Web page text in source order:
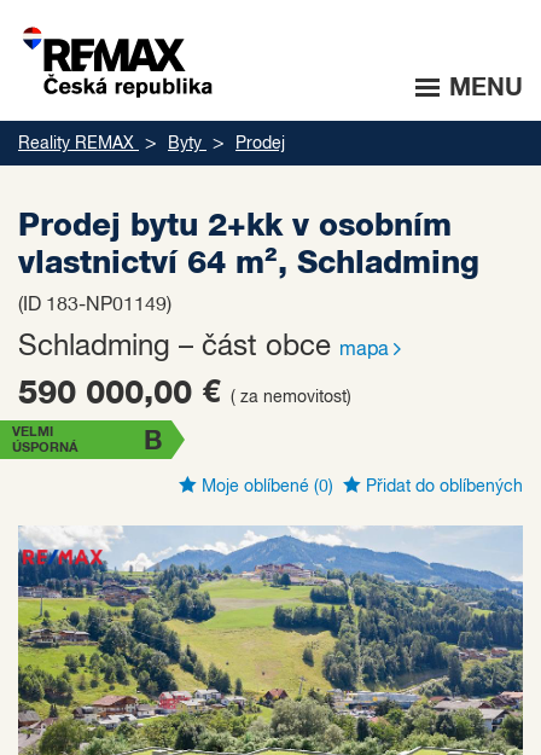
MENU
Reality REMAX Byty Prodej
Prodej bytu 2+kk v osobním
vlastnictví 64 m², Schladming
(ID 183-NP01149)
Schladming – část obce mapa
590 000,00 € ( za nemovitost)
B
VELMI
ÚSPORNÁ
Moje oblíbené (0) Přidat do oblíbených